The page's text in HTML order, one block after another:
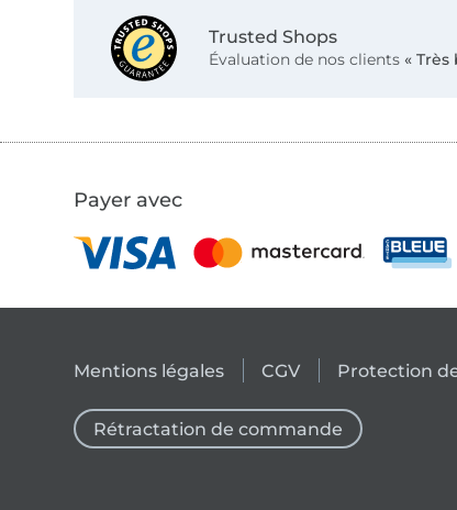
Trusted Shops
Évaluation de nos clients « Très
Payer avec
Mentions légales CGV Protection
Rétractation de commande